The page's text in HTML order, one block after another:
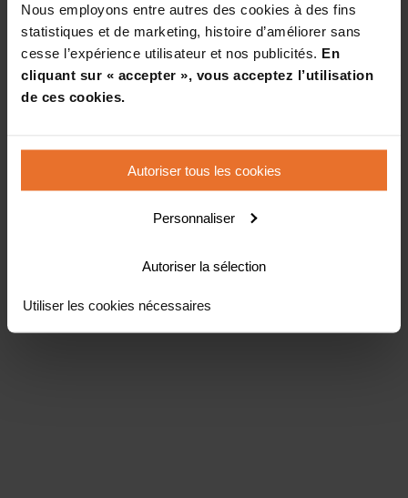
Nous employons entre autres des cookies à des fins
statistiques et de marketing, histoire d’améliorer sans
cesse l’expérience utilisateur et nos publicités. En
cliquant sur « accepter », vous acceptez l’utilisation
de ces cookies.
Autoriser tous les cookies
Personnaliser
Autoriser la sélection
Utiliser les cookies nécessaires